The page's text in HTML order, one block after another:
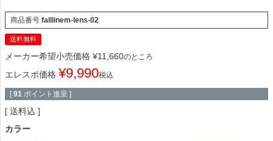
商品番号 falllinem-lens-02
送料無料
メーカー希望小売価格 ¥11,660のところ
エレスポ価格 ¥9,990税込
[ 91 ポイント進呈 ]
送料込
カラー